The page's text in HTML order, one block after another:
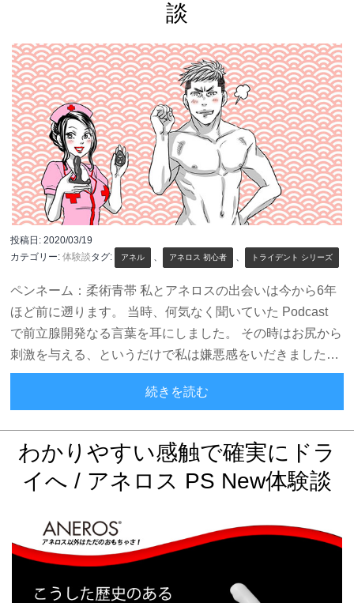
談
投稿日:2020/03/19
カテゴリー:体験談タグ: アネル 、 アネロス 初心者 、 トライデント シリーズ
ペンネーム：柔術青帯 私とアネロスの出会いは今から6年
ほど前に遡ります。 当時、何気なく聞いていた Podcast
で前立腺開発なる言葉を耳にしました。 その時はお尻から
刺激を与える、というだけで私は嫌悪感をいだきました…
続きを読む
わかりやすい感触で確実にドラ
イへ / アネロス PS New体験談